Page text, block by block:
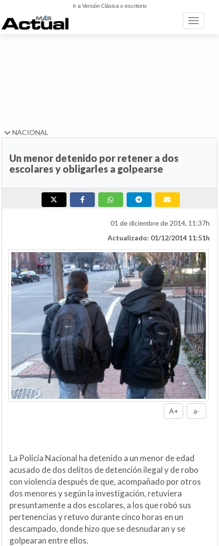
Ir a Versión Clásica o escritorio
Toggle
NACIONAL
Un menor detenido por retener a dos
escolares y obligarles a golpearse
01 de diciembre de 2014, 11:37h
Actualizado: 01/12/2014 11:51h
A+ a-
La Policía Nacional ha detenido a un menor de edad
acusado de dos delitos de detención ilegal y de robo
con violencia después de que, acompañado por otros
dos menores y según la investigación, retuviera
presuntamente a dos escolares, a los que robó sus
pertenencias y retuvo durante cinco horas en un
descampado, donde hizo que se desnudaran y se
golpearan entre ellos.